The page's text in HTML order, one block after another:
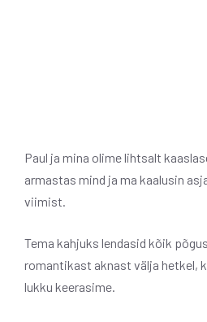
Paul ja mina olime lihtsalt
armastas mind ja ma kaalusin
viimist.
Tema kahjuks lendasid kõik
romantikast aknast välja hetkel,
lukku keerasime.